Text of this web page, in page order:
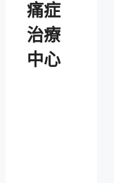
痛症
治療
中心